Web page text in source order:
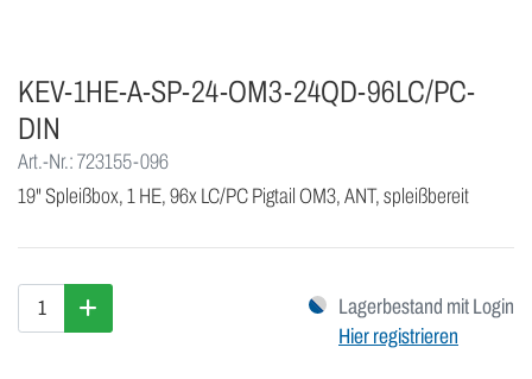
KEV-1HE-A-SP-24-OM3-24QD-96LC/PC-
DIN
Art.-Nr.: 723155-096
19" Spleißbox, 1 HE, 96x LC/PC Pigtail OM3, ANT, spleißbereit
Lagerbestand mit Login
Hier registrieren